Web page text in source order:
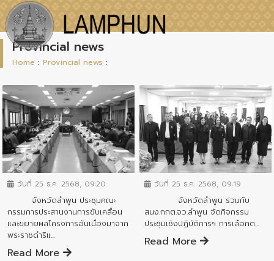
Provincial news
Home : Provincial news :
ข่าวสารจังหวัด
วันที่ 25 ธ.ค. 2568, 09:20
จังหวัดลำพูน ประชุมคณะ
กรรมการประสานงานการขับเคลื่อน
และขยายผลโครงการอันเนื่องมาจาก
พระราชดำริแ...
Read More
ข่าวสารจังหวัด
วันที่ 25 ธ.ค. 2568, 09:19
จังหวัดลำพูน ร่วมกับ
สนง.กกต.จว.ลำพูน จัดกิจกรรม
ประชุมเชิงปฏิบัติการฯ การเลือกต...
Read More